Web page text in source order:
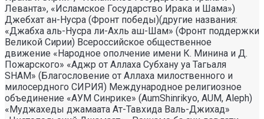
Леванта», «Исламское Государство Ирака и Шама»)
Джебхат ан-Нусра (Фронт победы)(другие названия:
«Джабха аль-Нусра ли-Ахль аш-Шам» (Фронт поддержки
Великой Сирии) Всероссийское общественное
движение «Народное ополчение имени К. Минина и Д.
Пожарского» «Аджр от Аллаха Субхану уа Тагьаля
SHAM» (Благословение от Аллаха милоственного и
милосердного СИРИЯ) Международное религиозное
объединение «АУМ Синрике» (AumShinrikyo, AUM, Aleph)
«Муджахеды джамаата Ат-Тавхида Валь-Джихад»